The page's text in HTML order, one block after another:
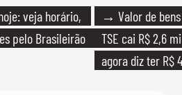
veja horário,
pelo Brasileirão
→ Valor de
TSE cai R$ 2,6
agora diz ter R$